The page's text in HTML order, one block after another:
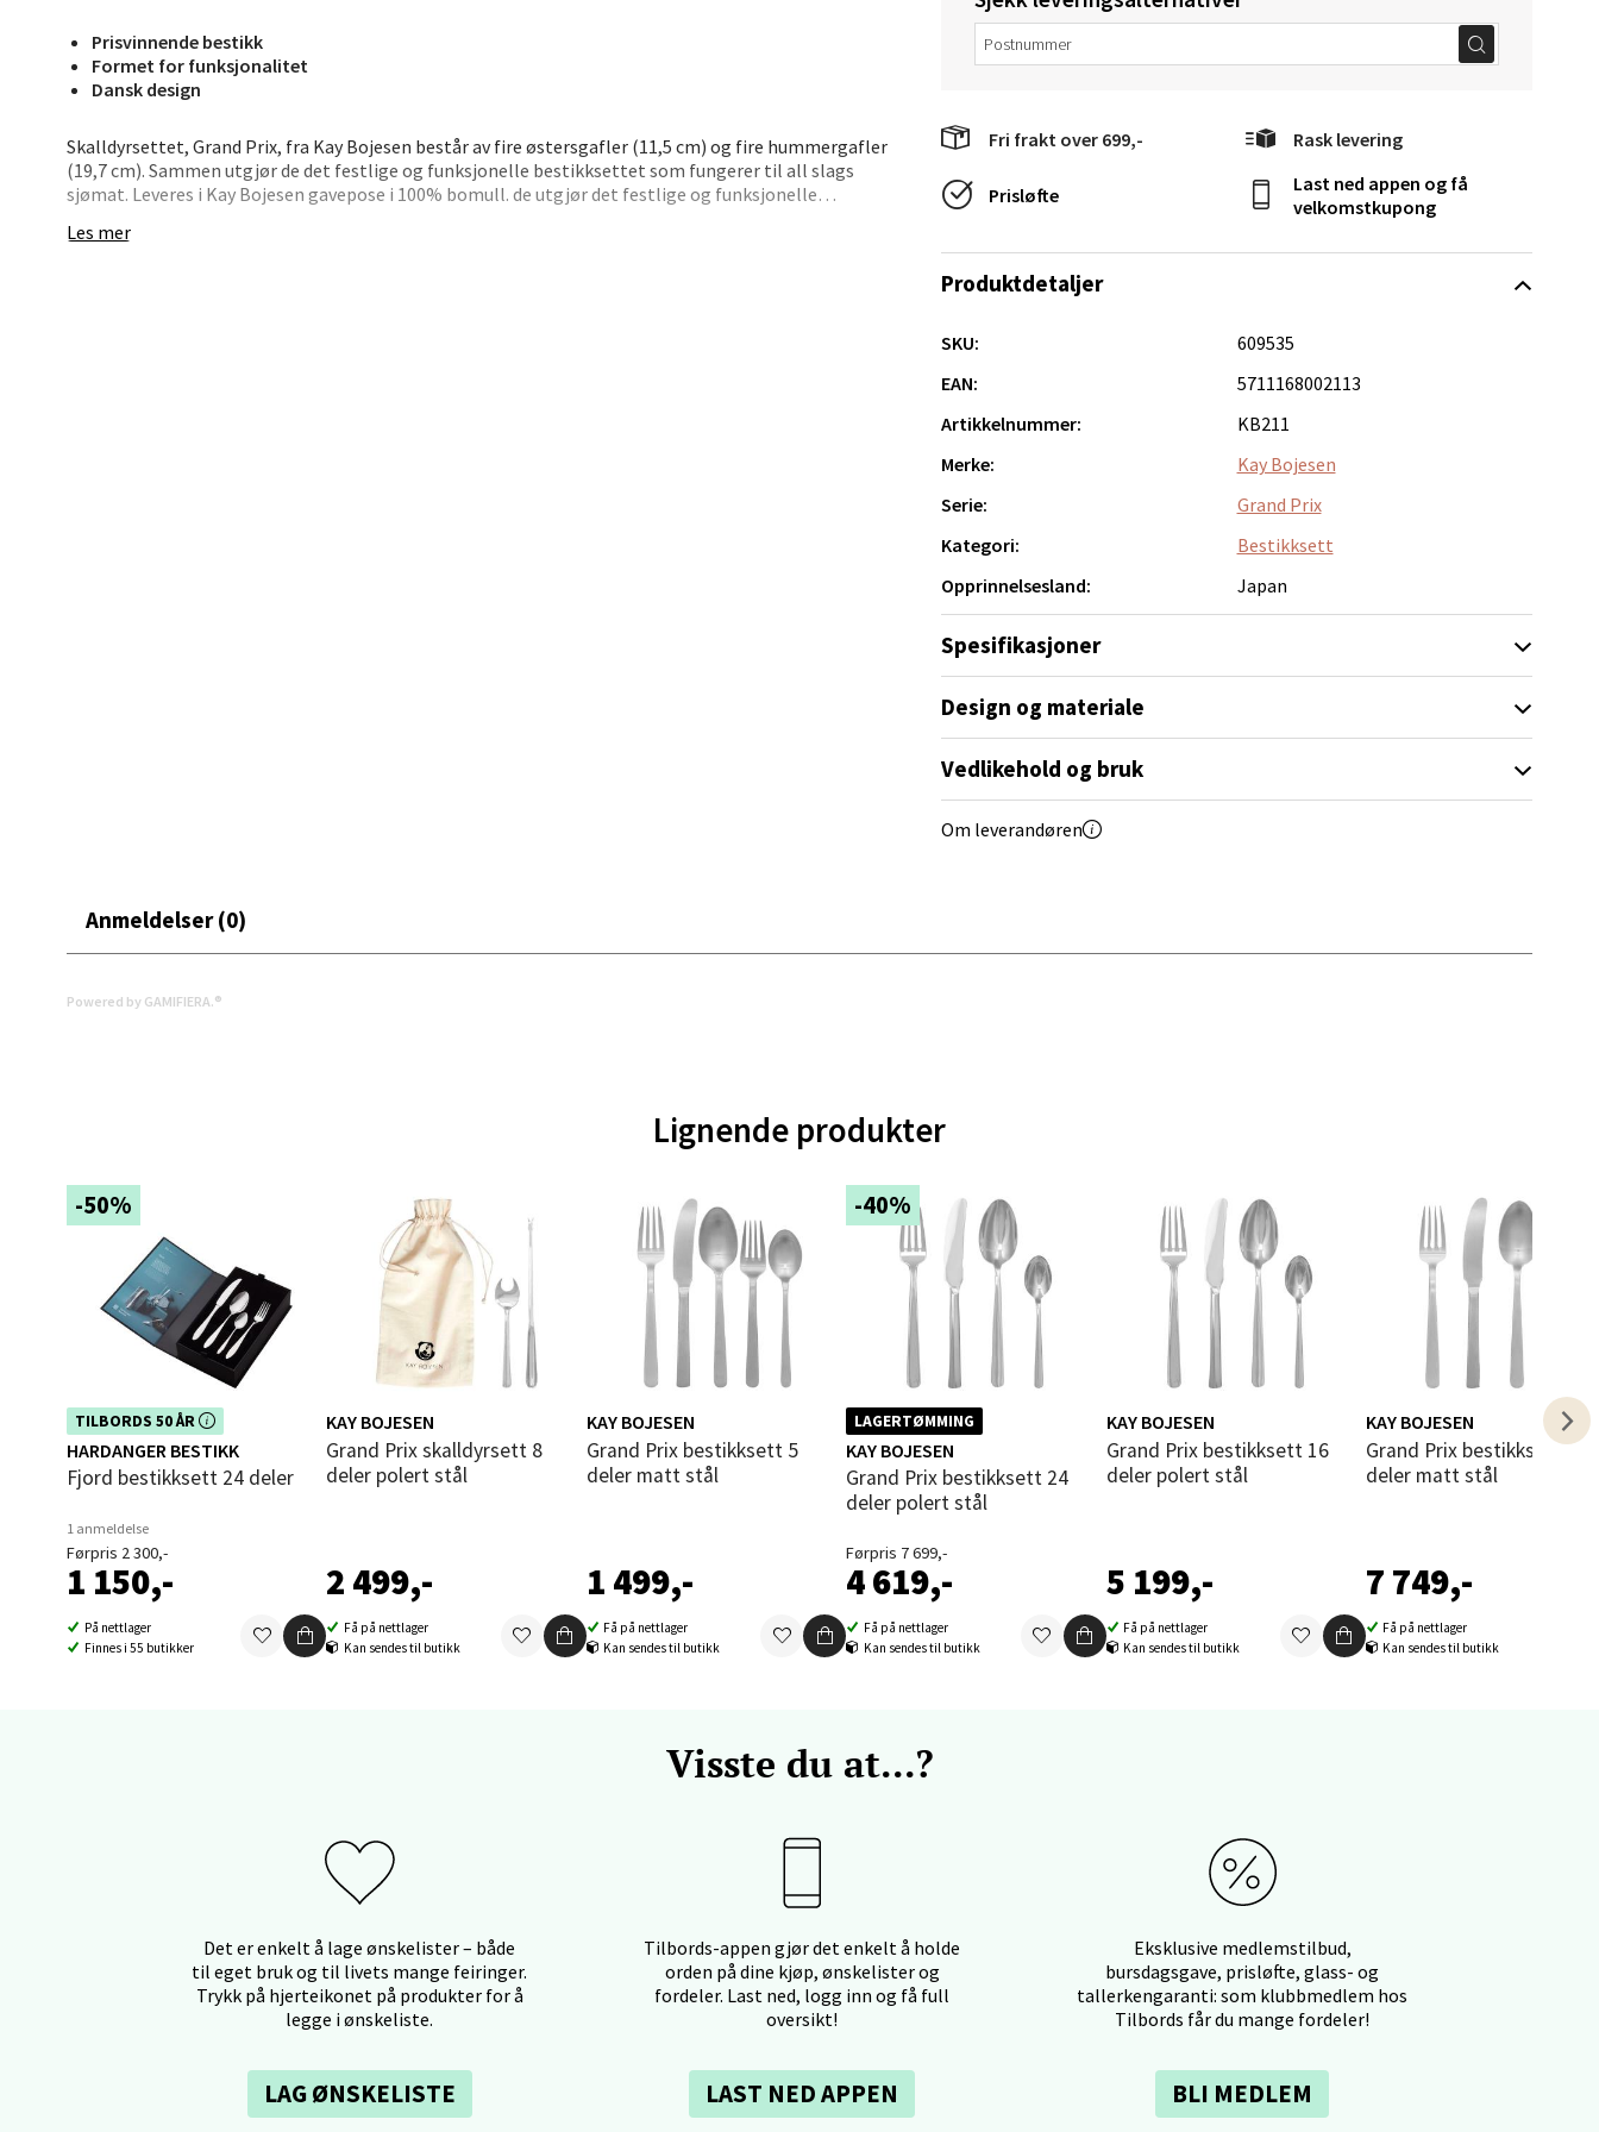
Prisvinnende bestikk
Formet for funksjonalitet
Dansk design
Skalldyrsettet, Grand Prix, fra Kay Bojesen består av fire østersgafler (11,5 cm) og fire hummergafler
(19,7 cm). Sammen utgjør de det festlige og funksjonelle bestikksettet som fungerer til all slags
sjømat. Leveres i Kay Bojesen gavepose i 100% bomull. de utgjør det festlige og funksjonelle
Les mer
Fri frakt over 699,- Rask levering
Prisløfte
Last ned appen og få
velkomstkupong
Produktdetaljer
SKU:
609535
EAN:
5711168002113
Artikkelnummer:
KB211
Merke:
Kay Bojesen
Serie:
Grand Prix
Kategori:
Bestikksett
Opprinnelsesland:
Japan
Spesifikasjoner
Design og materiale
Vedlikehold og bruk
Om leverandøren
Anmeldelser (0)
Powered by GAMIFIERA.®
Lignende produkter
-50%
TILBORDS 50 ÅR
Dette produktet er inkludert i vår
kampanje. Benytt deg av rabatten i
dag!
HARDANGER BESTIKK
Fjord bestikksett 24 deler
1 anmeldelse
Førpris 2 300,-
1 150,-
På nettlager
Finnes i 55 butikker
KAY BOJESEN
Grand Prix skalldyrsett 8
deler polert stål
2 499,-
Få på nettlager
Kan sendes til butikk
KAY BOJESEN
Grand Prix bestikksett 5
deler matt stål
1 499,-
Få på nettlager
Kan sendes til butikk
-40%
LAGERTØMMING
KAY BOJESEN
Grand Prix bestikksett 24
deler polert stål
Førpris 7 699,-
4 619,-
Få på nettlager
Kan sendes til butikk
KAY BOJESEN
Grand Prix bestikksett 16
deler polert stål
5 199,-
Få på nettlager
Kan sendes til butikk
KAY BOJESEN
Grand Prix bestikksett 24
deler matt stål
7 749,-
Få på nettlager
Kan sendes til butikk
Visste du at...?
Det er enkelt å lage ønskelister – både
til eget bruk og til livets mange feiringer.
Trykk på hjerteikonet på produkter for å
legge i ønskeliste.
LAG ØNSKELISTE
Tilbords-appen gjør det enkelt å holde
orden på dine kjøp, ønskelister og
fordeler. Last ned, logg inn og få full
oversikt!
LAST NED APPEN
Eksklusive medlemstilbud,
bursdagsgave, prisløfte, glass- og
tallerkengaranti: som klubbmedlem hos
Tilbords får du mange fordeler!
BLI MEDLEM
0 i butikk
Velg
Levanger - Magneten
Moafjæra 14, 7606 Levanger
Åpent i dag 10-20
Mandal - Alti Mandal
Åpent i dag 10-20
Mo i Rana - Thon Senter Mo i Rana
Fridtjof Nansensgate 22, 8622 Mo i Rana
Åpent i dag 09-19
Ålesund - Thon Senter Moa
Molde - Moldetorget